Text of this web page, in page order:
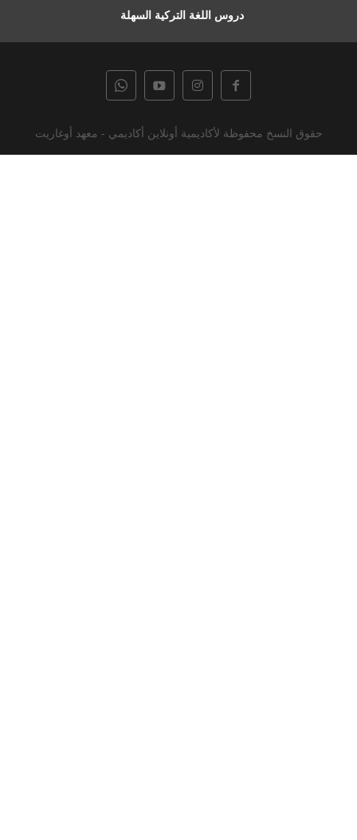
دروس اللغة التركية السهلة
حقوق النسخ محفوظة لأكاديمية أونلاين أكاديمي - معهد أوغاريت